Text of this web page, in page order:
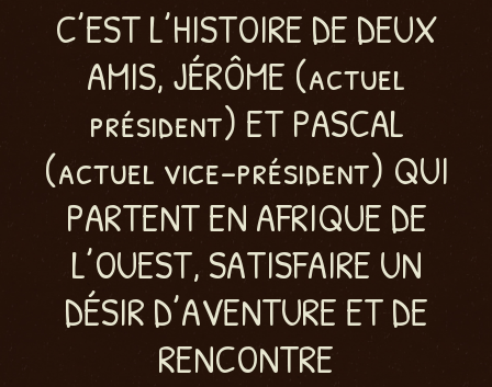
C’EST L’HISTOIRE DE DEUX
AMIS, JÉRÔME (actuel
président) ET PASCAL
(actuel vice-président) QUI
PARTENT EN AFRIQUE DE
L’OUEST, SATISFAIRE UN
DÉSIR D’AVENTURE ET DE
RENCONTRE